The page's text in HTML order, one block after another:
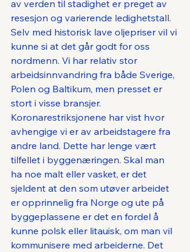
av verden til stadighet er preget av
resesjon og varierende ledighetstall.
Selv med historisk lave oljepriser vil vi
kunne si at det går godt for oss
nordmenn. Vi har relativ stor
arbeidsinnvandring fra både Sverige,
Polen og Baltikum, men presset er
stort i visse bransjer.
Koronarestriksjonene har vist hvor
avhengige vi er av arbeidstagere fra
andre land. Dette har lenge vært
tilfellet i byggenæringen. Skal man
ha noe malt eller vasket, er det
sjeldent at den som utøver arbeidet
er opprinnelig fra Norge og ute på
byggeplassene er det en fordel å
kunne polsk eller litauisk, om man vil
kommunisere med arbeiderne. Det